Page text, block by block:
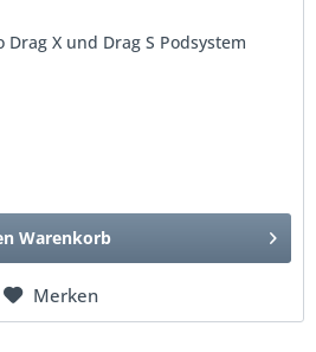
Drag X und Drag S Podsystem
Warenkorb
Merken